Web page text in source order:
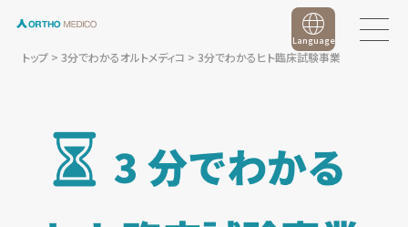
トップ> 3分でわかるオルトメディコ > 3分でわかるヒト臨床試験事業
Language